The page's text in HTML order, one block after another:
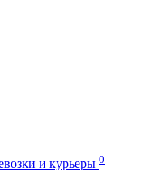
и курьеры 0